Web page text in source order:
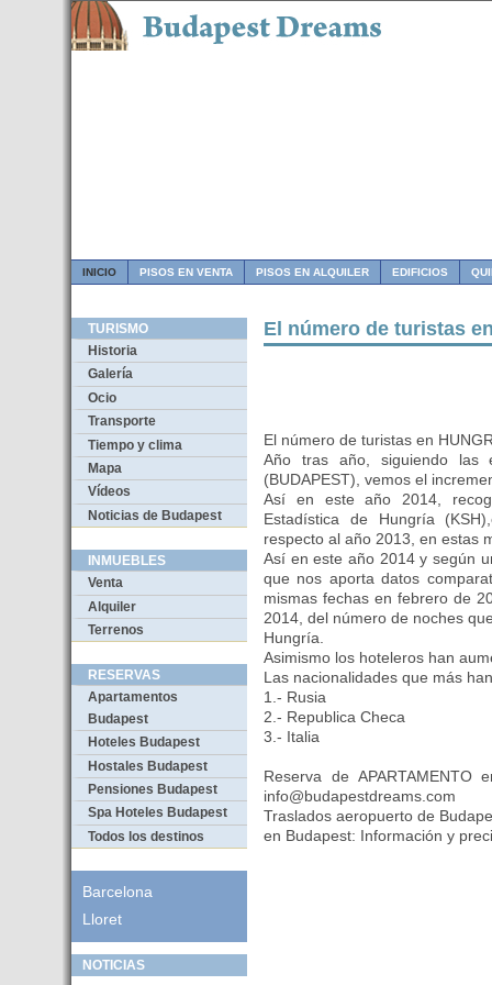
INICIO PISOS EN VENTA PISOS EN ALQUILER EDIFICIOS
TURISMO
Historia
Galería
Ocio
Transporte
Tiempo y clima
Mapa
Vídeos
Noticias de Budapest
INMUEBLES
Venta
Alquiler
Terrenos
RESERVAS
Apartamentos
Budapest
Hoteles Budapest
Hostales Budapest
Pensiones Budapest
Spa Hoteles Budapest
Todos los destinos
Barcelona
Lloret
NOTICIAS
El número de turistas
El número de turistas en
Año tras año, siguiendo las
(BUDAPEST), vemos el
Así en este año 2014,
Estadística de Hungría
respecto al año 2013, en estas
Así en este año 2014 y según
que nos aporta datos
mismas fechas en febrero de
2014, del número de noches
Hungría.
Asimismo los hoteleros han
Las nacionalidades que más
1.- Rusia
2.- Republica Checa
3.- Italia
Reserva de APARTAMENTO
info@budapestdreams.com
Traslados aeropuerto de
en Budapest: Información y